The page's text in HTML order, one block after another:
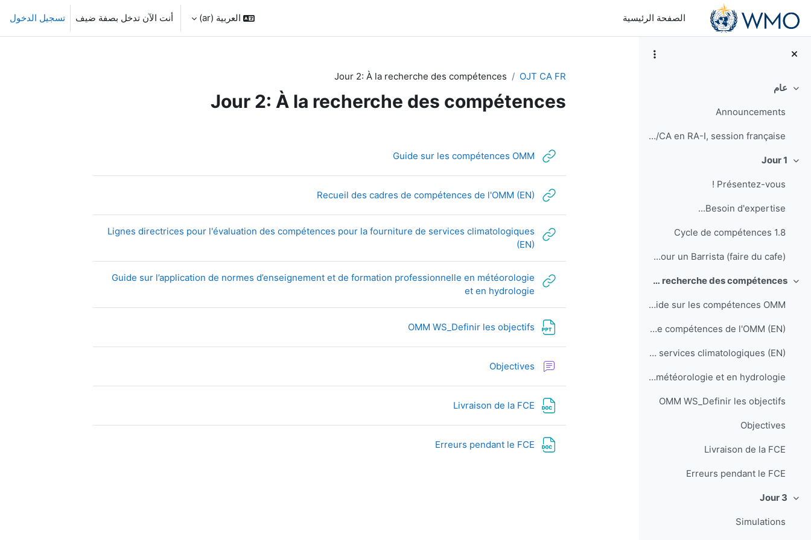
تخطى إلى المحتوى الرئيسي
الصفحة الرئيسية
العربية ‎(ar)‎ أنت الآن تدخل بصفة ضيف تسجيل الدخول
طيعام
Announcements
Feedback pour le cours OJT/CA en RA-I, session française
طيJour 1
Présentez-vous !
Besoin d'expertise...
1.8 Cycle de compétences
Sceance practique: Fiche du poste pour un Barrista (faire du cafe)
طي Jour 2: À la recherche des compétences
Guide sur les compétences OMM
Recueil des cadres de compétences de l'OMM (EN)
Lignes directrices pour l'évaluation des compétences pour la fourniture de services climatologiques (EN)
Guide sur l’application de normes d’enseignement et de formation professionnelle en météorologie et en hydrologie
OMM WS_Definir les objectifs
Objectives
Livraison de la FCE
Erreurs pendant le FCE
طيJour 3
Simulations
OJT CA FR
Jour 2: À la recherche des compétences
Jour 2: À la recherche des compétences
Guide sur les compétences OMM
Recueil des cadres de compétences de l'OMM (EN)
Lignes directrices pour l'évaluation des compétences pour la fourniture de services climatologiques
(EN)
Guide sur l’application de normes d’enseignement et de formation professionnelle en météorologie
et en hydrologieرابط الكتروني
OMM WS_Definir les objectifs
Objectives
Livraison de la FCE
Erreurs pendant le FCE